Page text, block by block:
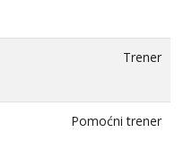
Trener
Pomoćni trener